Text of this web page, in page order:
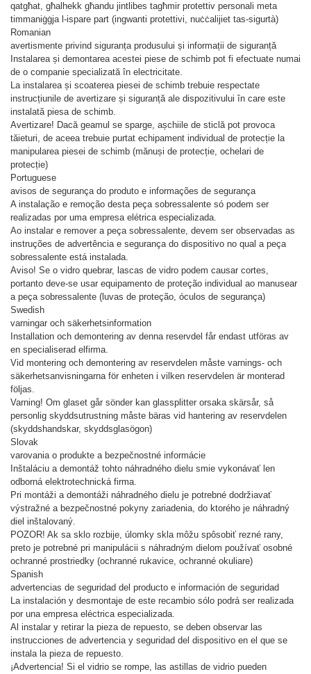
qatgħat, għalhekk għandu jintlibes tagħmir protettiv personali meta
timmaniġġja l-ispare part (ingwanti protettivi, nuċċalijiet tas-sigurtà)
Romanian
avertismente privind siguranța produsului și informații de siguranță
Instalarea și demontarea acestei piese de schimb pot fi efectuate numai
de o companie specializată în electricitate.
La instalarea și scoaterea piesei de schimb trebuie respectate
instrucțiunile de avertizare și siguranță ale dispozitivului în care este
instalată piesa de schimb.
Avertizare! Dacă geamul se sparge, așchiile de sticlă pot provoca
tăieturi, de aceea trebuie purtat echipament individual de protecție la
manipularea piesei de schimb (mănuși de protecție, ochelari de
protecție)
Portuguese
avisos de segurança do produto e informações de segurança
A instalação e remoção desta peça sobressalente só podem ser
realizadas por uma empresa elétrica especializada.
Ao instalar e remover a peça sobressalente, devem ser observadas as
instruções de advertência e segurança do dispositivo no qual a peça
sobressalente está instalada.
Aviso! Se o vidro quebrar, lascas de vidro podem causar cortes,
portanto deve-se usar equipamento de proteção individual ao manusear
a peça sobressalente (luvas de proteção, óculos de segurança)
Swedish
varningar och säkerhetsinformation
Installation och demontering av denna reservdel får endast utföras av
en specialiserad elfirma.
Vid montering och demontering av reservdelen måste varnings- och
säkerhetsanvisningarna för enheten i vilken reservdelen är monterad
följas.
Varning! Om glaset går sönder kan glassplitter orsaka skärsår, så
personlig skyddsutrustning måste bäras vid hantering av reservdelen
(skyddshandskar, skyddsglasögon)
Slovak
varovania o produkte a bezpečnostné informácie
Inštaláciu a demontáž tohto náhradného dielu smie vykonávať len
odborná elektrotechnická firma.
Pri montáži a demontáži náhradného dielu je potrebné dodržiavať
výstražné a bezpečnostné pokyny zariadenia, do ktorého je náhradný
diel inštalovaný.
POZOR! Ak sa sklo rozbije, úlomky skla môžu spôsobiť rezné rany,
preto je potrebné pri manipulácii s náhradným dielom používať osobné
ochranné prostriedky (ochranné rukavice, ochranné okuliare)
Spanish
advertencias de seguridad del producto e información de seguridad
La instalación y desmontaje de este recambio sólo podrá ser realizada
por una empresa eléctrica especializada.
Al instalar y retirar la pieza de repuesto, se deben observar las
instrucciones de advertencia y seguridad del dispositivo en el que se
instala la pieza de repuesto.
¡Advertencia! Si el vidrio se rompe, las astillas de vidrio pueden